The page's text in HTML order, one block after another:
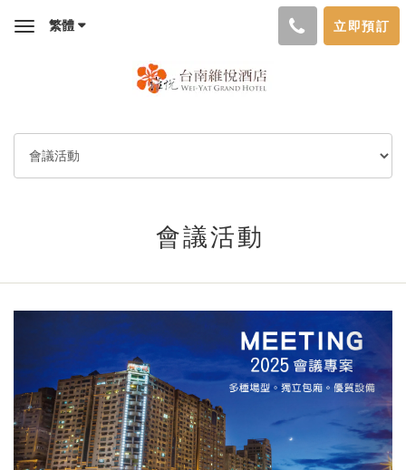
Toggle繁體 立即預訂
會議活動
Previous